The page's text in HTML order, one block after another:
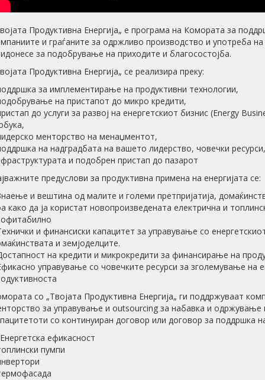
Продуктивна Енергија„ е програма на Комората за
и граѓаните за одржливо производство и употреба на
за подобрување на приходите и благосостојба.
Продуктивна Енергија„ се реализира преку:
за имплементирање на продуктивни технологии,
на пристапот до микро кредити,
до услуги за развој на енергетскиот бизнис (Energy
менторство на менаџментот,
на надградбата на вашето лидерство, човечки
и подобрен пристап до пазарот
предуслови за продуктивна примена на енергијата се:
и вештина од малите и големи претпријатија,
како да ја користат новопроизведената електрична и
и финансиски капацитет за управување со
и земјоделците.
на кредити и микрокредити за финансирање на
управување со човечките ресурси за зголемување на
со „Твојата Продуктивна Енергија„ ги поддржуваат
за управување и outsourcing за набавка и одржување
со континуиран договор или договор за поддршка
ефикасност
пумпи